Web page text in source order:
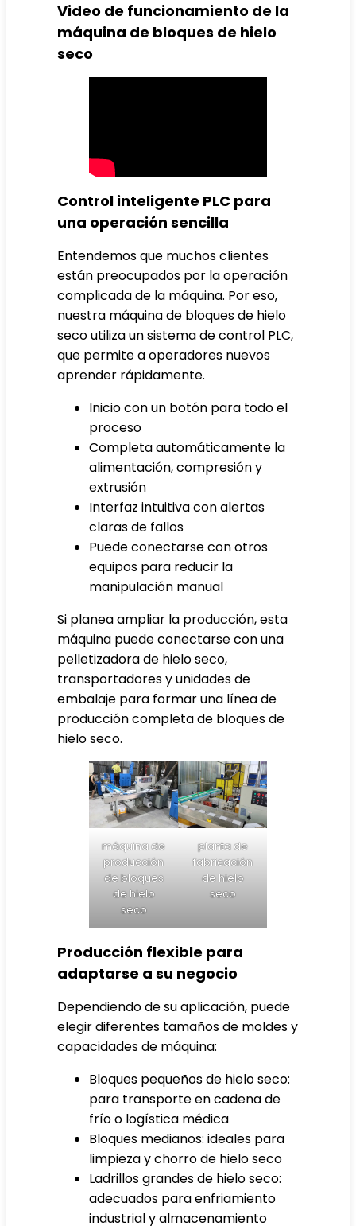
Video de funcionamiento de la
máquina de bloques de hielo
seco
Control inteligente PLC para
una operación sencilla
Entendemos que muchos clientes
están preocupados por la operación
complicada de la máquina. Por eso,
nuestra máquina de bloques de hielo
seco utiliza un sistema de control PLC,
que permite a operadores nuevos
aprender rápidamente.
Inicio con un botón para todo el
proceso
Completa automáticamente la
alimentación, compresión y
extrusión
Interfaz intuitiva con alertas
claras de fallos
Puede conectarse con otros
equipos para reducir la
manipulación manual
Si planea ampliar la producción, esta
máquina puede conectarse con una
pelletizadora de hielo seco,
transportadores y unidades de
embalaje para formar una línea de
producción completa de bloques de
hielo seco.
máquina de
producción
de bloques
de hielo
seco
planta de
fabricación
de hielo
seco
Producción flexible para
adaptarse a su negocio
Dependiendo de su aplicación, puede
elegir diferentes tamaños de moldes y
capacidades de máquina:
Bloques pequeños de hielo seco:
para transporte en cadena de
frío o logística médica
Bloques medianos: ideales para
limpieza y chorro de hielo seco
Ladrillos grandes de hielo seco:
adecuados para enfriamiento
industrial y almacenamiento